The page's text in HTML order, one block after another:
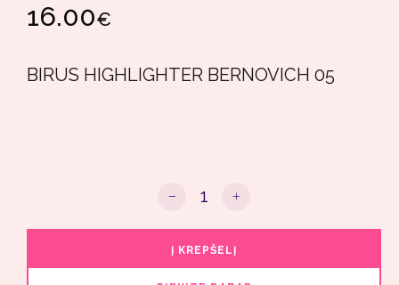
16.00€
BIRUS HIGHLIGHTER BERNOVICH 05
produkto kiekis: BIRUS
Į KREPŠELĮ